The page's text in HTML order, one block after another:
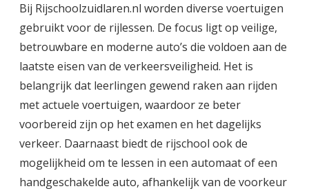
Bij Rijschoolzuidlaren.nl worden diverse voertuigen
gebruikt voor de rijlessen. De focus ligt op veilige,
betrouwbare en moderne auto’s die voldoen aan de
laatste eisen van de verkeersveiligheid. Het is
belangrijk dat leerlingen gewend raken aan rijden
met actuele voertuigen, waardoor ze beter
voorbereid zijn op het examen en het dagelijks
verkeer. Daarnaast biedt de rijschool ook de
mogelijkheid om te lessen in een automaat of een
handgeschakelde auto, afhankelijk van de voorkeur